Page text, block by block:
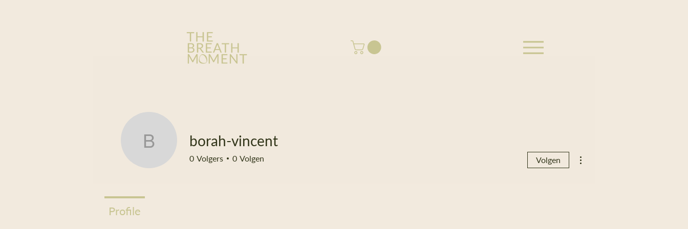
borah-vincent
borah-vincent
0 Volgers 0 Volgen Volgen
Profile